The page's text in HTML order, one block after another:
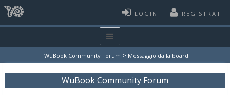
LOGIN REGISTRATI
WuBook Community Forum > Messaggio dalla board
WuBook Community Forum